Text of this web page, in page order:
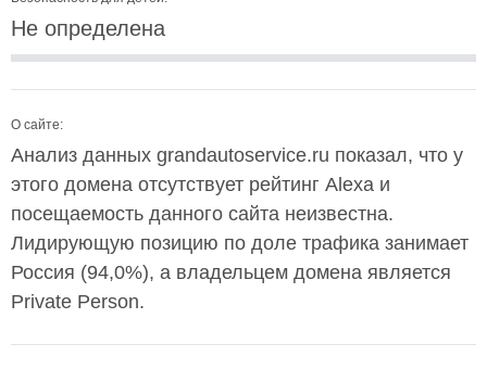
Не определена
О сайте:
Анализ данных grandautoservice.ru показал, что у
этого домена отсутствует рейтинг Alexa и
посещаемость данного сайта неизвестна.
Лидирующую позицию по доле трафика занимает
Россия (94,0%), а владельцем домена является
Private Person.